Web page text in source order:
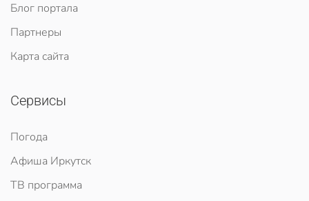
Блог портала
Партнеры
Карта сайта
Сервисы
Погода
Афиша Иркутск
ТВ программа